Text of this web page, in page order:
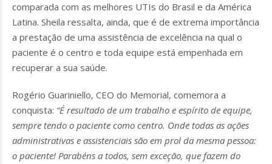
comparada com as melhores UTIs do Brasil e da América
Latina. Sheila ressalta, ainda, que é de extrema importância
a prestação de uma assistência de excelência na qual o
paciente é o centro e toda equipe está empenhada em
recuperar a sua saúde.
Rogério Guariniello, CEO do Memorial, comemora a
conquista: “É resultado de um trabalho e espírito de equipe,
sempre tendo o paciente como centro. Onde todas as ações
administrativas e assistenciais são em prol da mesma pessoa:
o paciente! Parabéns a todos, sem exceção, que fazem do